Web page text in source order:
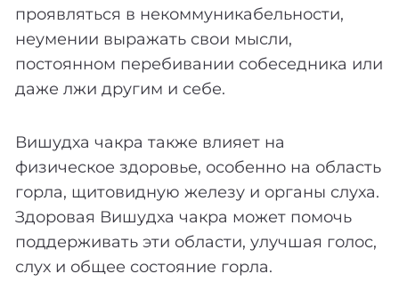
проявляться в некоммуникабельности,
неумении выражать свои мысли,
постоянном перебивании собеседника или
даже лжи другим и себе.
Вишудха чакра также влияет на
физическое здоровье, особенно на область
горла, щитовидную железу и органы слуха.
Здоровая Вишудха чакра может помочь
поддерживать эти области, улучшая голос,
слух и общее состояние горла.